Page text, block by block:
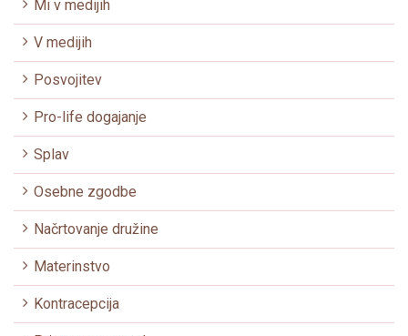
Mi v medijih
V medijih
Posvojitev
Pro-life dogajanje
Splav
Osebne zgodbe
Načrtovanje družine
Materinstvo
Kontracepcija